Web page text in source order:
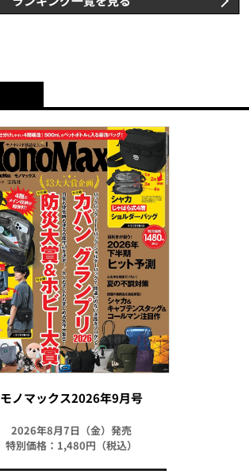
モノマックス2026年9月号
2026年8月7日（金）発売
特別価格：1,480円（税込）